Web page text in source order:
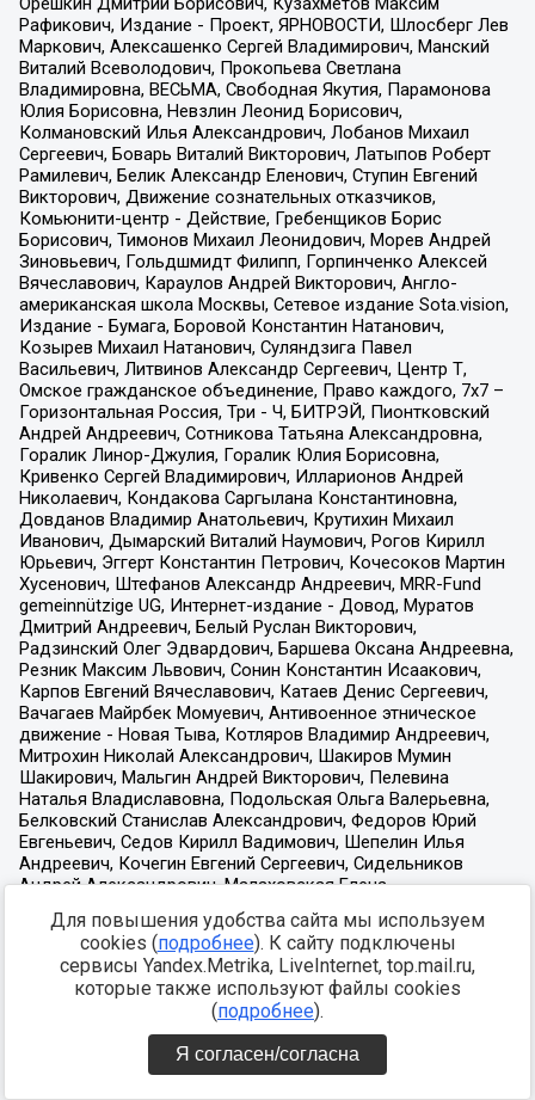
Для повышения удобства сайта мы используем
cookies (подробнее). К сайту подключены
сервисы Yandex.Metrika, LiveInternet, top.mail.ru,
которые также используют файлы cookies
(подробнее).
Я согласен/согласна